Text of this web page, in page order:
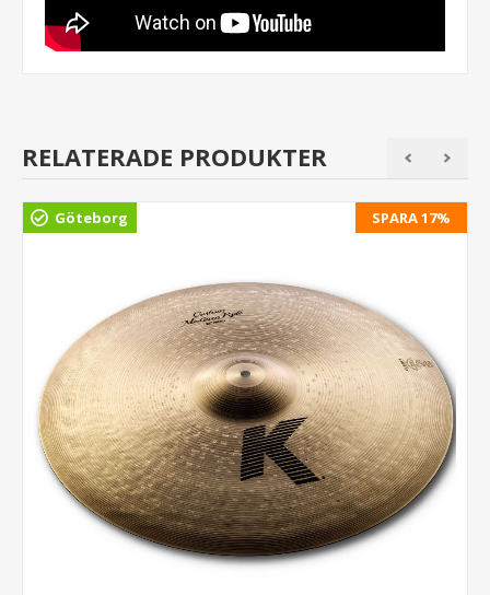
RELATERADE PRODUKTER
SPARA 17%
Göteborg